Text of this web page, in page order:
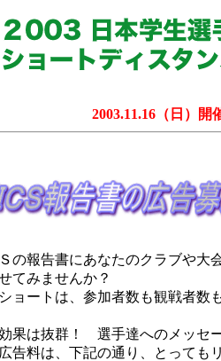
2003.11.16（日）開
の報告書にあなたのクラブや大
てみませんか？
ョートは、参加者数も観戦者数
果は抜群！ 選手達へのメッセ
告料は、下記の通り、とっても